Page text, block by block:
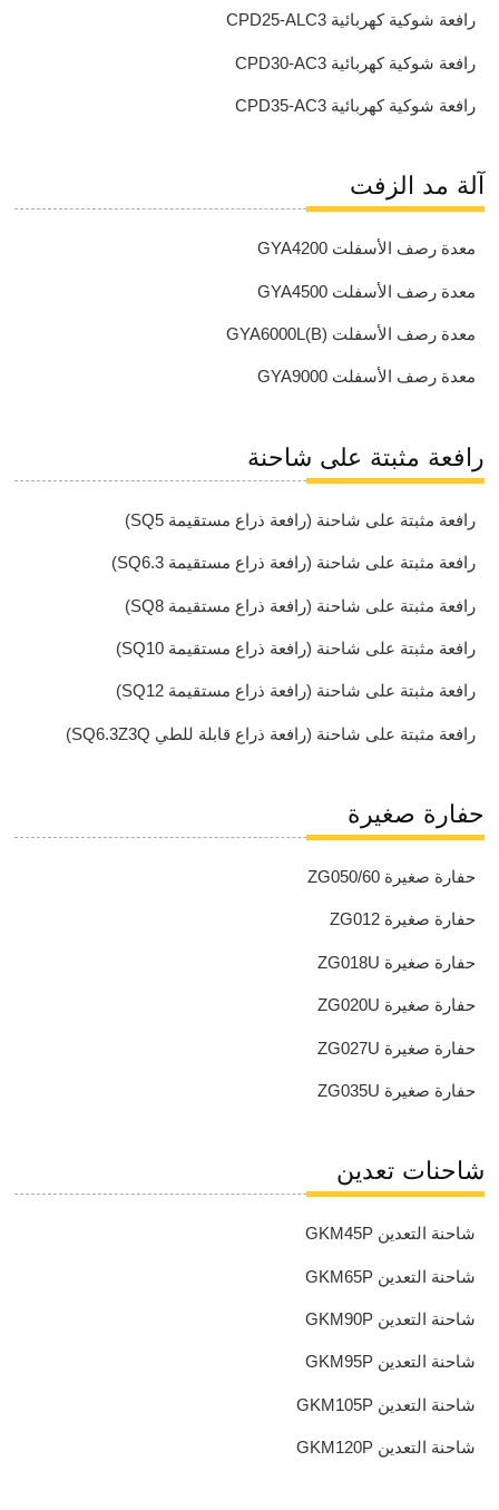
رافعة شوكية كهربائية CPD25-ALC3
رافعة شوكية كهربائية CPD30-AC3
رافعة شوكية كهربائية CPD35-AC3
آلة مد الزفت
معدة رصف الأسفلت GYA4200
معدة رصف الأسفلت GYA4500
معدة رصف الأسفلت GYA6000L(B)
معدة رصف الأسفلت GYA9000
رافعة مثبتة على شاحنة
رافعة مثبتة على شاحنة (رافعة ذراع مستقيمة SQ5)
رافعة مثبتة على شاحنة (رافعة ذراع مستقيمة SQ6.3)
رافعة مثبتة على شاحنة (رافعة ذراع مستقيمة SQ8)
رافعة مثبتة على شاحنة (رافعة ذراع مستقيمة SQ10)
رافعة مثبتة على شاحنة (رافعة ذراع مستقيمة SQ12)
رافعة مثبتة على شاحنة (رافعة ذراع قابلة للطي SQ6.3Z3Q)
حفارة صغيرة
حفارة صغيرة ZG050/60
حفارة صغيرة ZG012
حفارة صغيرة ZG018U
حفارة صغيرة ZG020U
حفارة صغيرة ZG027U
حفارة صغيرة ZG035U
شاحنات تعدين
شاحنة التعدين GKM45P
شاحنة التعدين GKM65P
شاحنة التعدين GKM90P
شاحنة التعدين GKM95P
شاحنة التعدين GKM105P
شاحنة التعدين GKM120P